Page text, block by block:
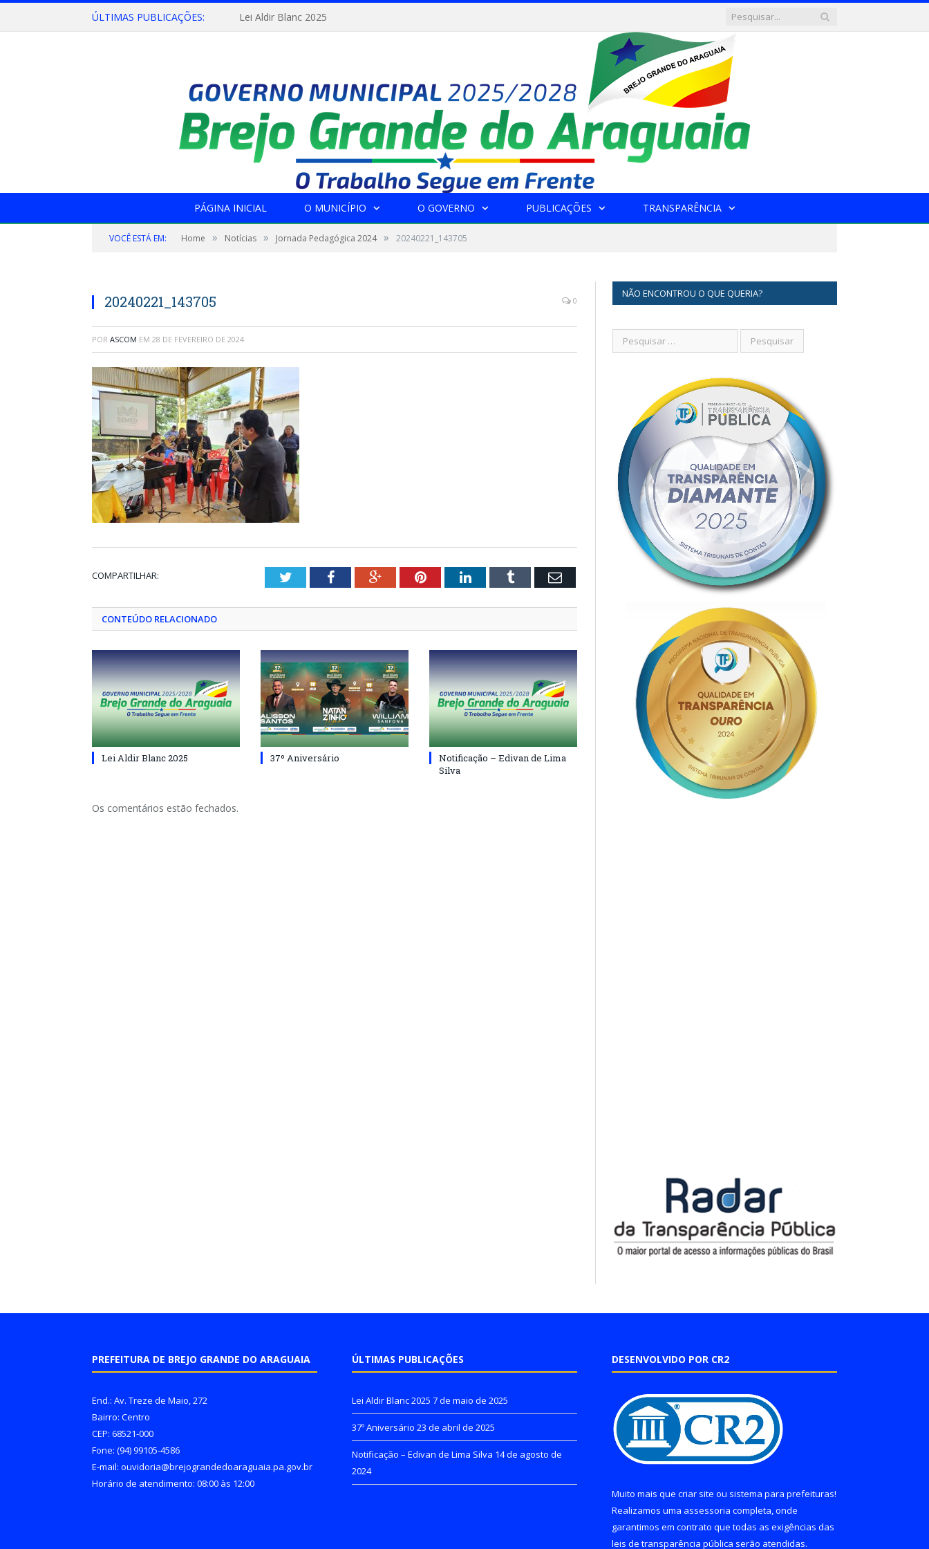
ÚLTIMAS PUBLICAÇÕES: Lei Aldir Blanc 2025
PÁGINA INICIAL O MUNICÍPIO O GOVERNO PUBLICAÇÕES TRANSPARÊNCIA
VOCÊ ESTÁ EM: Home » Notícias » Jornada Pedagógica 2024 » 20240221_143705
20240221_143705 0
POR ASCOM EM 28 DE FEVEREIRO DE 2024
COMPARTILHAR: TwitterFacebookGoogle+PinterestLinkedInTumblr Email
CONTEÚDO RELACIONADO
Lei Aldir Blanc 2025 37º Aniversário
Notificação – Edivan de Lima
Silva
Os comentários estão fechados.
NÃO ENCONTROU O QUE QUERIA?
PREFEITURA DE BREJO GRANDE DO ARAGUAIA
End.: Av. Treze de Maio, 272
Bairro: Centro
CEP: 68521-000
Fone: (94) 99105-4586
E-mail: ouvidoria@brejograndedoaraguaia.pa.gov.br
Horário de atendimento: 08:00 às 12:00
ÚLTIMAS PUBLICAÇÕES
Lei Aldir Blanc 2025 7 de maio de 2025
37º Aniversário 23 de abril de 2025
Notificação – Edivan de Lima Silva 14 de agosto de
2024
DESENVOLVIDO POR CR2
Muito mais que criar site ou sistema para prefeituras!
Realizamos uma assessoria completa, onde
garantimos em contrato que todas as exigências das
leis de transparência pública serão atendidas.